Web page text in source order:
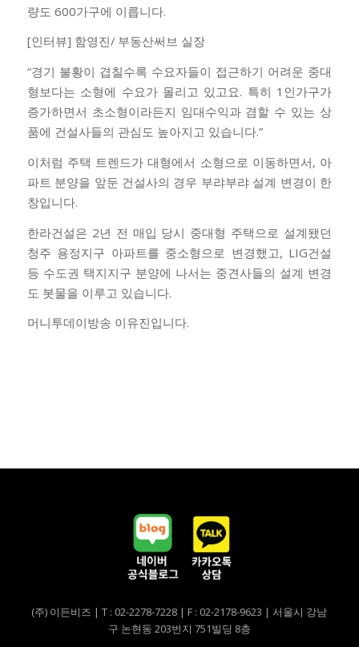
량도 600가구에 이릅니다.
[인터뷰] 함영진/ 부동산써브 실장
“경기 불황이 겹칠수록 수요자들이 접근하기 어려운 중대
형보다는 소형에 수요가 몰리고 있고요. 특히 1인가구가
증가하면서 초소형이라든지 임대수익과 겸할 수 있는 상
품에 건설사들의 관심도 높아지고 있습니다.”
이처럼 주택 트렌드가 대형에서 소형으로 이동하면서, 아
파트 분양을 앞둔 건설사의 경우 부랴부랴 설계 변경이 한
창입니다.
한라건설은 2년 전 매입 당시 중대형 주택으로 설계됐던
청주 용정지구 아파트를 중소형으로 변경했고, LIG건설
등 수도권 택지지구 분양에 나서는 중견사들의 설계 변경
도 봇물을 이루고 있습니다.
머니투데이방송 이유진입니다.
(주) 이든비즈 | T : 02-2278-7228 | F : 02-2178-9623 | 서울시 강남
구 논현동 203번지 751빌딩 8층